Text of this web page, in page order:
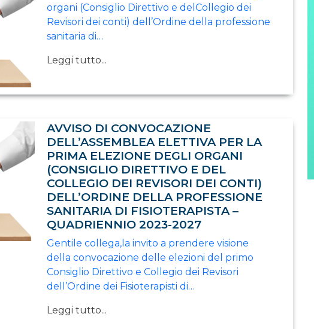
organi (Consiglio Direttivo e delCollegio dei
Revisori dei conti) dell’Ordine della professione
sanitaria di…
Leggi tutto...
AVVISO DI CONVOCAZIONE
DELL’ASSEMBLEA ELETTIVA PER LA
PRIMA ELEZIONE DEGLI ORGANI
(CONSIGLIO DIRETTIVO E DEL
COLLEGIO DEI REVISORI DEI CONTI)
DELL’ORDINE DELLA PROFESSIONE
SANITARIA DI FISIOTERAPISTA –
QUADRIENNIO 2023-2027
Gentile collega,la invito a prendere visione
della convocazione delle elezioni del primo
Consiglio Direttivo e Collegio dei Revisori
dell’Ordine dei Fisioterapisti di…
Leggi tutto...